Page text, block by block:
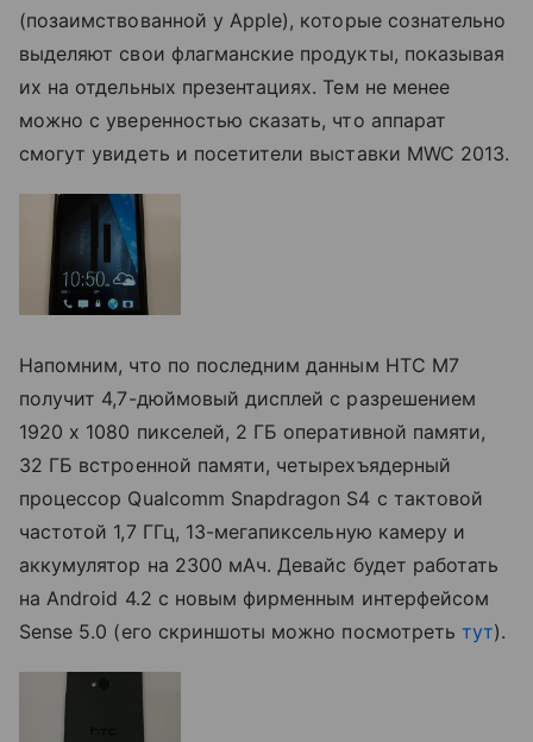
(позаимствованной у Apple), которые сознательно
выделяют свои флагманские продукты, показывая
их на отдельных презентациях. Тем не менее
можно с уверенностью сказать, что аппарат
смогут увидеть и посетители выставки MWC 2013.
Напомним, что по последним данным HTC M7
получит 4,7-дюймовый дисплей с разрешением
1920 х 1080 пикселей, 2 ГБ оперативной памяти,
32 ГБ встроенной памяти, четырехъядерный
процессор Qualcomm Snapdragon S4 с тактовой
частотой 1,7 ГГц, 13-мегапиксельную камеру и
аккумулятор на 2300 мАч. Девайс будет работать
на Android 4.2 с новым фирменным интерфейсом
Sense 5.0 (его скриншоты можно посмотретьтут).